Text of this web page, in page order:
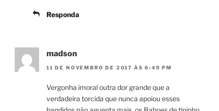
Responda
madson
11 DE NOVEMBRO DE 2017 ÀS 6:49 PM
Vergonha imoral outra dor grande que a
verdadeira torcida que nunca apoiou esses